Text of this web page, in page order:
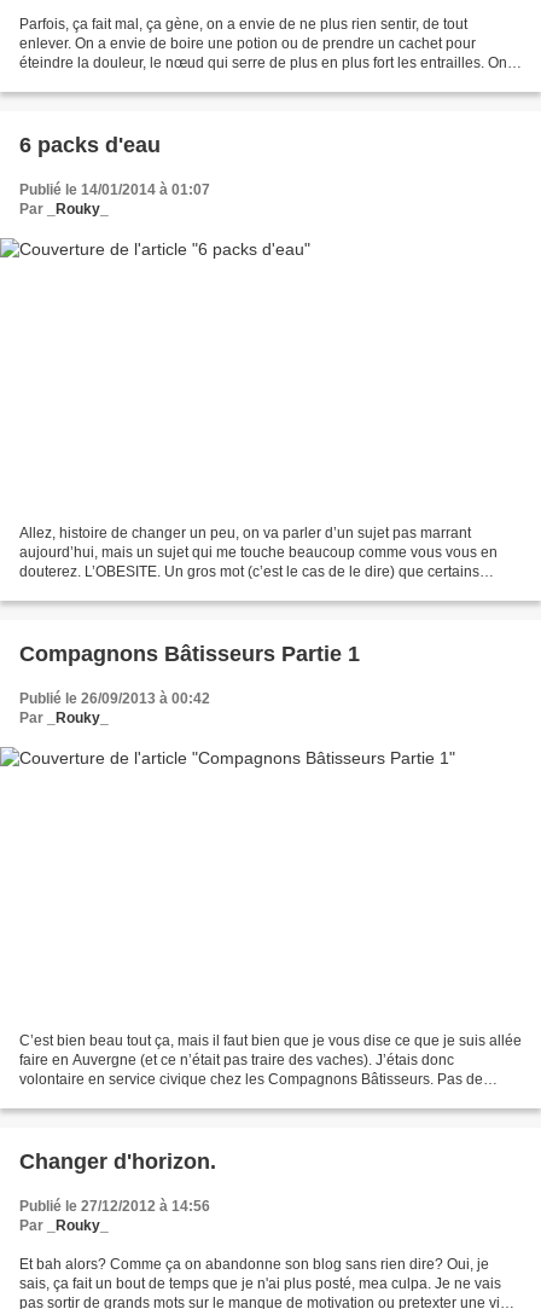
Parfois, ça fait mal, ça gène, on a envie de ne plus rien sentir, de tout
enlever. On a envie de boire une potion ou de prendre un cachet pour
éteindre la douleur, le nœud qui serre de plus en plus fort les entrailles. On a
6 packs d'eau
Publié le 14/01/2014 à 01:07
Par
_Rouky_
Allez, histoire de changer un peu, on va parler d’un sujet pas marrant
aujourd’hui, mais un sujet qui me touche beaucoup comme vous vous en
douterez. L’OBESITE. Un gros mot (c’est le cas de le dire) que certains
Compagnons Bâtisseurs Partie 1
Publié le 26/09/2013 à 00:42
Par
_Rouky_
C’est bien beau tout ça, mais il faut bien que je vous dise ce que je suis allée
faire en Auvergne (et ce n’était pas traire des vaches). J’étais donc
volontaire en service civique chez les Compagnons Bâtisseurs. Pas de
Changer d'horizon.
Publié le 27/12/2012 à 14:56
Par
_Rouky_
Et bah alors? Comme ça on abandonne son blog sans rien dire? Oui, je
sais, ça fait un bout de temps que je n'ai plus posté, mea culpa. Je ne vais
pas sortir de grands mots sur le manque de motivation ou pretexter une vie